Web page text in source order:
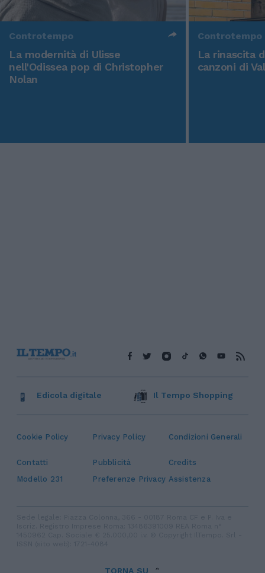
Controtempo
La modernità di Ulisse
nell'Odissea pop di Christopher
Nolan
Controtempo
La rinascita
canzoni di
Cookie Policy Privacy Policy Condizioni Generali
Contatti Pubblicità
Credits
Modello 231
Preferenze Privacy Assistenza
Edicola digitale Il Tempo Shopping
TORNA SU